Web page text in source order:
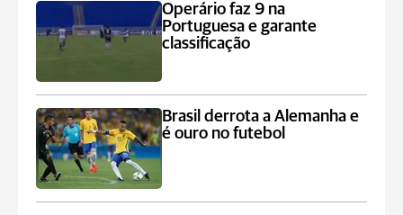
Operário faz 9 na
Portuguesa e garante
classificação
Brasil derrota a Alemanha e
é ouro no futebol